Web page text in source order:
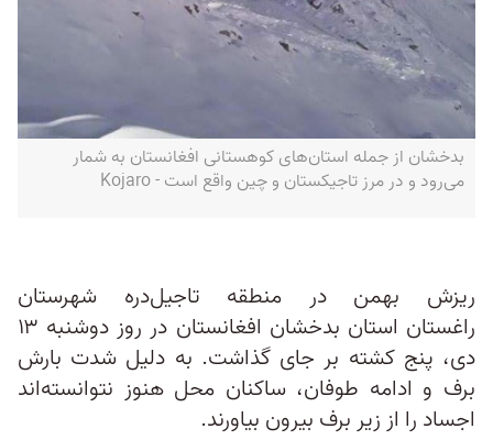
بدخشان از جمله استان‌های کوهستانی افغانستان به شمار
می‌رود و در مرز تاجیکستان و چین واقع است - Kojaro
ریزش بهمن در منطقه تاجیل‌دره شهرستان
راغستان استان بدخشان افغانستان در روز دوشنبه ۱۳
دی، پنج کشته بر جای گذاشت. به دلیل شدت بارش
برف و ادامه طوفان، ساکنان محل هنوز نتوانسته‌اند
اجساد را از زیر برف بیرون بیاورند.